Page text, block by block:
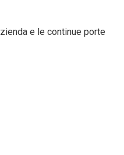
e le continue porte